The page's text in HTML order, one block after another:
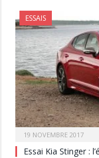
ESSAIS
19 NOVEMBRE 2017
Essai Kia Stinger :